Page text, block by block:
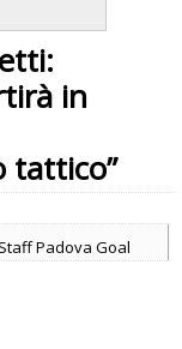
in
tattico”
Staff Padova Goal